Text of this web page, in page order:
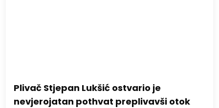
Plivač Stjepan Lukšić ostvario je
nevjerojatan pothvat preplivavši otok